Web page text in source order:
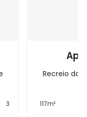
3
Recreio dos
117m²